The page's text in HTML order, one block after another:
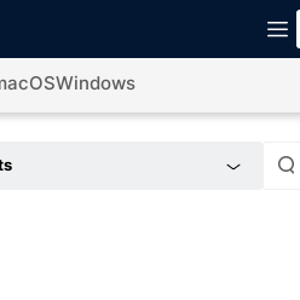
Windows